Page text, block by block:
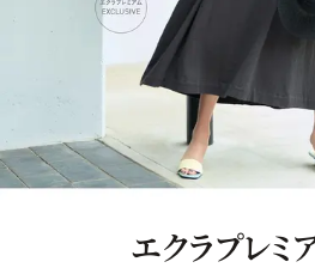
エクラプレミ